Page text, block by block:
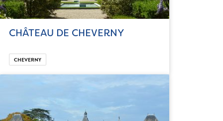
CHÂTEAU DE CHEVERNY
CHEVERNY